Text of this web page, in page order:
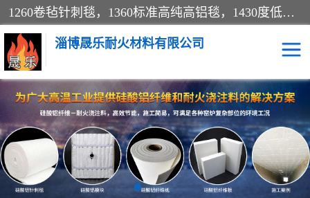
1260卷毡针刺毯，1360标准高纯高铝毯，1430度低锆锆铝含锆毯，普通挡渣棉卷毡，防火纸、挡火板、隔热垫片模块、棉块、折叠块、散棉高温固化剂价格规格密度多少钱图片视频立方平米参数指标
淄博晟乐耐火材料有限公司
硅酸铝挡渣棉 硅酸铝纤维纸
硅酸铝挡火板 高铝毯
含锆毯 硅酸铝折叠块